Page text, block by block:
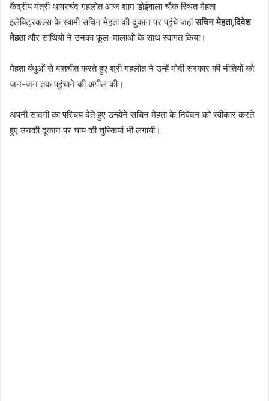
केंद्रीय मंत्री थावरचंद गहलोत आज शाम डोईवाला चौक स्थित मेहता
इलेक्ट्रिकल्स के स्वामी सचिन मेहता की दुकान पर पहुंचे जहांसचिन मेहता,दिवेश
मेहताऔर साथियों ने उनका फूल-मालाओं के साथ स्वागत किया।
मेहता बंधुओं से बातचीत करते हुए श्री गहलोत ने उन्हें मोदी सरकार की नीतियों को
जन-जन तक पहुंचाने की अपील की।
अपनी सादगी का परिचय देते हुए उन्होंने सचिन मेहता के निवेदन को स्वीकार करते
हुए उनकी दूकान पर चाय की चुस्कियां भी लगायी।